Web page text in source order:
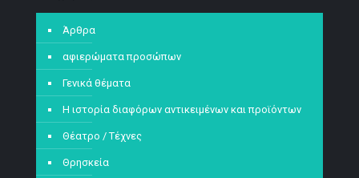
Άρθρα
αφιερώματα προσώπων
Γενικά θέματα
Η ιστορία διαφόρων αντικειμένων και προϊόντων
Θέατρο / Τέχνες
Θρησκεία